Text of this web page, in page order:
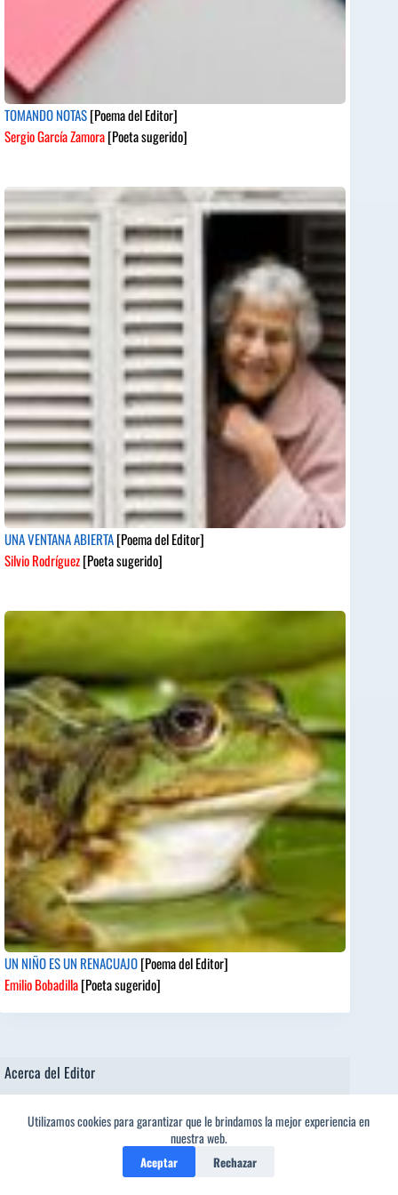
Utilizamos cookies para garantizar que le brindamos la mejor experiencia en
nuestra web.
Aceptar Rechazar
TOMANDO NOTAS[Poema del Editor]
Sergio García Zamora[Poeta sugerido]
UNA VENTANA ABIERTA[Poema del Editor]
Silvio Rodríguez[Poeta sugerido]
UN NIÑO ES UN RENACUAJO[Poema del Editor]
Emilio Bobadilla[Poeta sugerido]
Acerca del Editor